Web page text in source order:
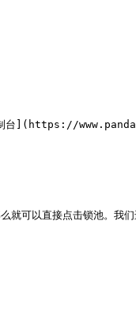
性控制台](https://
以直接点击锁池。我们